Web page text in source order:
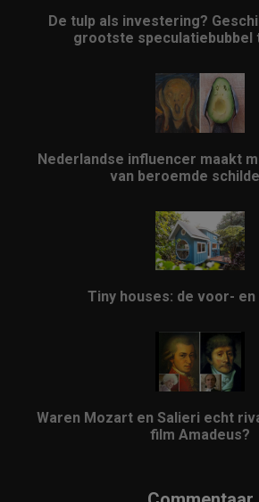
De tulp als investering?
grootste speculatiebubbel
Nederlandse influencer maakt
van beroemde
Tiny houses: de voor- en
Waren Mozart en Salieri echt
film Amadeus?